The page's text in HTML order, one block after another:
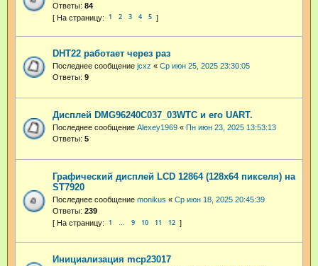
Ответы: 84
1 2 3 4 5
DHT22 работает через раз
Последнее сообщение jcxz « Ср июн 25, 2025 23:30:05
Ответы: 9
Дисплей DMG96240C037_03WTC и его UART.
Последнее сообщение Alexey1969 « Пн июн 23, 2025 13:53:13
Ответы: 5
Графический дисплей LCD 12864 (128x64 пикселя) на
ST7920
Последнее сообщение monikus « Ср июн 18, 2025 20:45:39
Ответы: 239
1 … 9 10 11 12
Инициализация mcp23017